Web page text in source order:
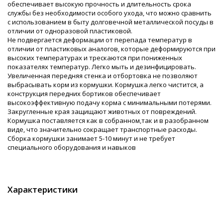
обеспечивает высокую прочность и длительность срока
службы без необходимости особого ухода, что можно сравнить
с использованием в быту долговечной металлической посуды в
отличии от одноразовой пластиковой.
Не подвергается деформации от перепада температур в
отличии от пластиковых аналогов, которые деформируются при
высоких температурах и трескаются при пониженных
показателях температур. Легко мыть и дезинфицировать.
Увеличенная передняя стенка и отбортовка не позволяют
выбрасывать корм из кормушки. Кормушка легко чистится, а
конструкция передних бортиков обеспечивает
высокоэффективную подачу корма с минимальными потерями.
Закругленные края защищают животных от повреждений.
Кормушка поставляется как в собранном,так и в разобранном
виде, что значительно сокращает транспортные расходы.
Сборка кормушки занимает 5-10 минут и не требует
специального оборудования и навыков
Характеристики